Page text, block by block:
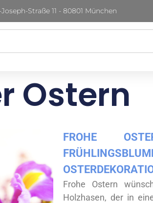
Straße 11 - 80801 München
Ostern
FROHE
Frohe Ostern
Holzhasen, der in